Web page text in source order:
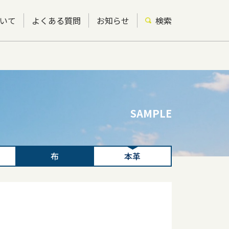
て よくある質問 お知らせ 検索
SAMPLE
布 本革